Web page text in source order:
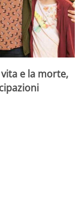
e la morte,